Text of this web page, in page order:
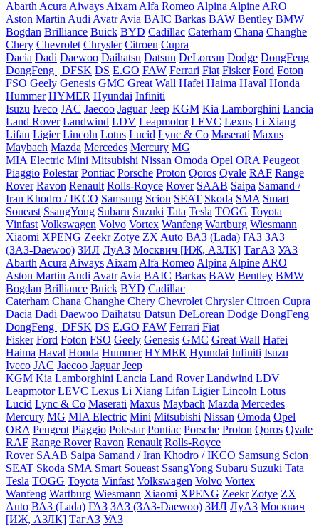
Abarth Acura Aiways Aixam Alfa Romeo Alpina Alpine ARO
Aston Martin Audi Avatr Avia BAIC Barkas BAW Bentley BMW
Bogdan Brilliance Buick BYD Cadillac Caterham Chana Changhe
Chery Chevrolet Chrysler Citroen Cupra
Dacia Dadi Daewoo Daihatsu Datsun DeLorean Dodge DongFeng
DongFeng | DFSK DS E.GO FAW Ferrari Fiat Fisker Ford Foton
FSO Geely Genesis GMC Great Wall Hafei Haima Haval Honda
Hummer HYMER Hyundai Infiniti
Isuzu Iveco JAC Jaecoo Jaguar Jeep KGM Kia Lamborghini Lancia
Land Rover Landwind LDV Leapmotor LEVC Lexus Li Xiang
Lifan Ligier Lincoln Lotus Lucid Lync & Co Maserati Maxus
Maybach Mazda Mercedes Mercury MG
MIA Electric Mini Mitsubishi Nissan Omoda Opel ORA Peugeot
Piaggio Polestar Pontiac Porsche Proton Qoros Qvale RAF Range
Rover Ravon Renault Rolls-Royce Rover SAAB Saipa Samand /
Iran Khodro / IKCO Samsung Scion SEAT Skoda SMA Smart
Soueast SsangYong Subaru Suzuki Tata Tesla TOGG Toyota
Vinfast Volkswagen Volvo Vortex Wanfeng Wartburg Wiesmann
Xiaomi XPENG Zeekr Zotye ZX Auto ВАЗ (Lada) ГАЗ ЗАЗ
(ЗАЗ-Daewoo) ЗИЛ ЛуАЗ Москвич [ИЖ, АЗЛК] ТагАЗ УАЗ
Abarth Acura Aiways Aixam Alfa Romeo Alpina Alpine ARO
Aston Martin Audi Avatr Avia BAIC Barkas BAW Bentley BMW
Bogdan Brilliance Buick BYD Cadillac
Caterham Chana Changhe Chery Chevrolet Chrysler Citroen Cupra
Dacia Dadi Daewoo Daihatsu Datsun DeLorean Dodge DongFeng
DongFeng | DFSK DS E.GO FAW Ferrari Fiat
Fisker Ford Foton FSO Geely Genesis GMC Great Wall Hafei
Haima Haval Honda Hummer HYMER Hyundai Infiniti Isuzu
Iveco JAC Jaecoo Jaguar Jeep
KGM Kia Lamborghini Lancia Land Rover Landwind LDV
Leapmotor LEVC Lexus Li Xiang Lifan Ligier Lincoln Lotus
Lucid Lync & Co Maserati Maxus Maybach Mazda Mercedes
Mercury MG MIA Electric Mini Mitsubishi Nissan Omoda Opel
ORA Peugeot Piaggio Polestar Pontiac Porsche Proton Qoros Qvale
RAF Range Rover Ravon Renault Rolls-Royce
Rover SAAB Saipa Samand / Iran Khodro / IKCO Samsung Scion
SEAT Skoda SMA Smart Soueast SsangYong Subaru Suzuki Tata
Tesla TOGG Toyota Vinfast Volkswagen Volvo Vortex
Wanfeng Wartburg Wiesmann Xiaomi XPENG Zeekr Zotye ZX
Auto ВАЗ (Lada) ГАЗ ЗАЗ (ЗАЗ-Daewoo) ЗИЛ ЛуАЗ Москвич
[ИЖ, АЗЛК] ТагАЗ УАЗ